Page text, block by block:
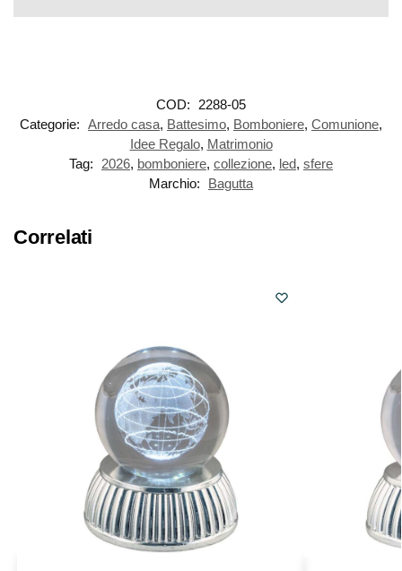
COD:
2288-05
Categorie: Arredo casa, Battesimo, Bomboniere, Comunione,
Idee Regalo, Matrimonio
Tag:
2026, bomboniere, collezione, led, sfere
Marchio:
Bagutta
Correlati